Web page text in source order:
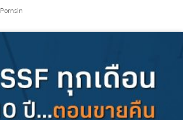
Pornsin